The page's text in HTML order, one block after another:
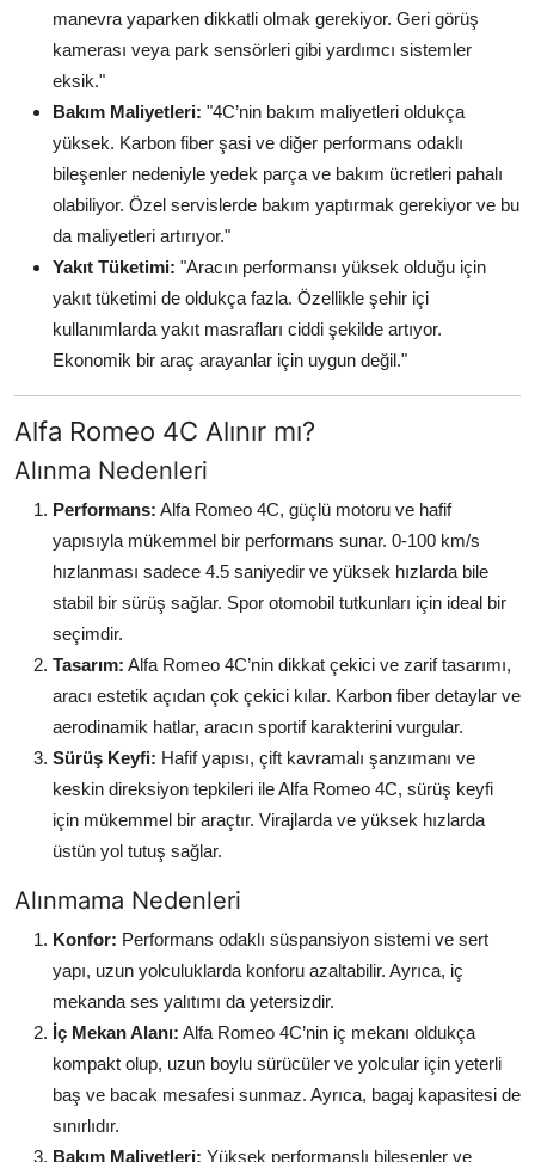
manevra yaparken dikkatli olmak gerekiyor. Geri görüş
kamerası veya park sensörleri gibi yardımcı sistemler
eksik."
Bakım Maliyetleri: "4C’nin bakım maliyetleri oldukça
yüksek. Karbon fiber şasi ve diğer performans odaklı
bileşenler nedeniyle yedek parça ve bakım ücretleri pahalı
olabiliyor. Özel servislerde bakım yaptırmak gerekiyor ve bu
da maliyetleri artırıyor."
Yakıt Tüketimi: "Aracın performansı yüksek olduğu için
yakıt tüketimi de oldukça fazla. Özellikle şehir içi
kullanımlarda yakıt masrafları ciddi şekilde artıyor.
Ekonomik bir araç arayanlar için uygun değil."
Alfa Romeo 4C Alınır mı?
Alınma Nedenleri
Performans: Alfa Romeo 4C, güçlü motoru ve hafif
yapısıyla mükemmel bir performans sunar. 0-100 km/s
hızlanması sadece 4.5 saniyedir ve yüksek hızlarda bile
stabil bir sürüş sağlar. Spor otomobil tutkunları için ideal bir
seçimdir.
Tasarım: Alfa Romeo 4C’nin dikkat çekici ve zarif tasarımı,
aracı estetik açıdan çok çekici kılar. Karbon fiber detaylar ve
aerodinamik hatlar, aracın sportif karakterini vurgular.
Sürüş Keyfi: Hafif yapısı, çift kavramalı şanzımanı ve
keskin direksiyon tepkileri ile Alfa Romeo 4C, sürüş keyfi
için mükemmel bir araçtır. Virajlarda ve yüksek hızlarda
üstün yol tutuş sağlar.
Alınmama Nedenleri
Konfor: Performans odaklı süspansiyon sistemi ve sert
yapı, uzun yolculuklarda konforu azaltabilir. Ayrıca, iç
mekanda ses yalıtımı da yetersizdir.
İç Mekan Alanı: Alfa Romeo 4C’nin iç mekanı oldukça
kompakt olup, uzun boylu sürücüler ve yolcular için yeterli
baş ve bacak mesafesi sunmaz. Ayrıca, bagaj kapasitesi de
sınırlıdır.
Bakım Maliyetleri: Yüksek performanslı bileşenler ve